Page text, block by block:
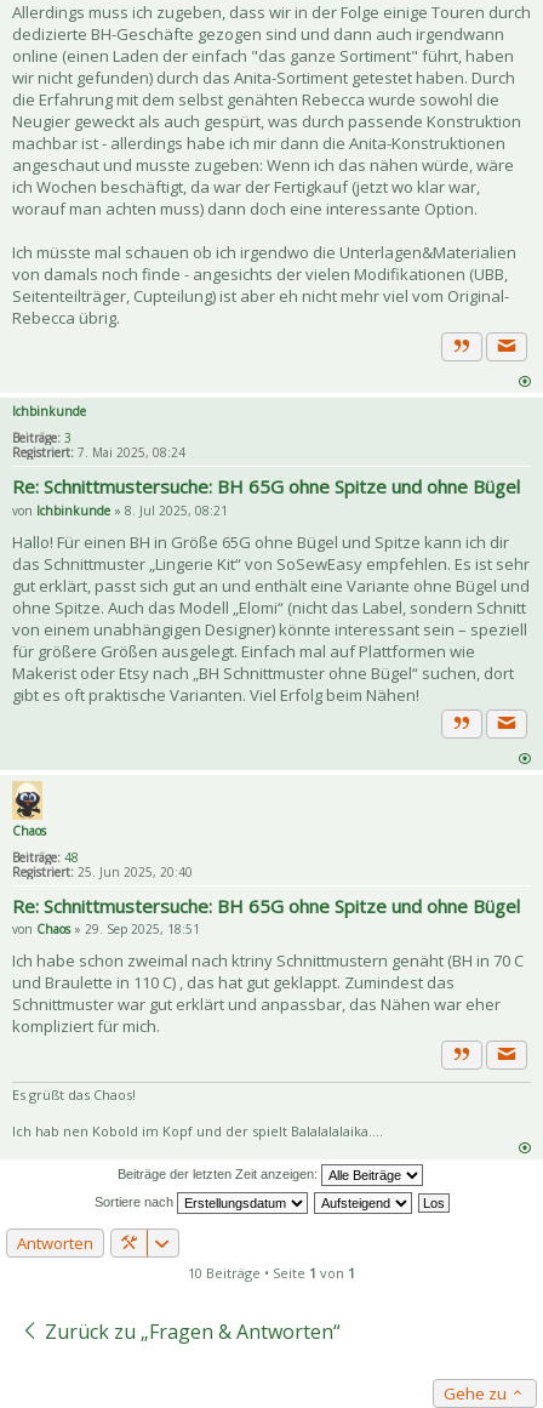
Allerdings muss ich zugeben, dass wir in der Folge einige Touren durch
dedizierte BH-Geschäfte gezogen sind und dann auch irgendwann
online (einen Laden der einfach "das ganze Sortiment" führt, haben
wir nicht gefunden) durch das Anita-Sortiment getestet haben. Durch
die Erfahrung mit dem selbst genähten Rebecca wurde sowohl die
Neugier geweckt als auch gespürt, was durch passende Konstruktion
machbar ist - allerdings habe ich mir dann die Anita-Konstruktionen
angeschaut und musste zugeben: Wenn ich das nähen würde, wäre
ich Wochen beschäftigt, da war der Fertigkauf (jetzt wo klar war,
worauf man achten muss) dann doch eine interessante Option.
Ich müsste mal schauen ob ich irgendwo die Unterlagen&Materialien
von damals noch finde - angesichts der vielen Modifikationen (UBB,
Seitenteilträger, Cupteilung) ist aber eh nicht mehr viel vom Original-
Rebecca übrig.
Zitat
Ichbinkunde
Beiträge: 3
Registriert: 7. Mai 2025, 08:24
Re: Schnittmustersuche: BH 65G ohne Spitze und ohne Bügel
von Ichbinkunde » 8. Jul 2025, 08:21
Hallo! Für einen BH in Größe 65G ohne Bügel und Spitze kann ich dir
das Schnittmuster „Lingerie Kit“ von SoSewEasy empfehlen. Es ist sehr
gut erklärt, passt sich gut an und enthält eine Variante ohne Bügel und
ohne Spitze. Auch das Modell „Elomi“ (nicht das Label, sondern Schnitt
von einem unabhängigen Designer) könnte interessant sein – speziell
für größere Größen ausgelegt. Einfach mal auf Plattformen wie
Makerist oder Etsy nach „BH Schnittmuster ohne Bügel“ suchen, dort
gibt es oft praktische Varianten. Viel Erfolg beim Nähen!
Zitat
Chaos
Beiträge: 48
Registriert: 25. Jun 2025, 20:40
Re: Schnittmustersuche: BH 65G ohne Spitze und ohne Bügel
von Chaos» 29. Sep 2025, 18:51
Ich habe schon zweimal nach ktriny Schnittmustern genäht (BH in 70 C
und Braulette in 110 C) , das hat gut geklappt. Zumindest das
Schnittmuster war gut erklärt und anpassbar, das Nähen war eher
kompliziert für mich.
Zitat
Es grüßt das Chaos!
Ich hab nen Kobold im Kopf und der spielt Balalalalaika....
Beiträge der letzten Zeit anzeigen:
Sortiere nach
Antworten
10 Beiträge • Seite 1 von 1
Zurück zu „Fragen & Antworten“
Gehe zu